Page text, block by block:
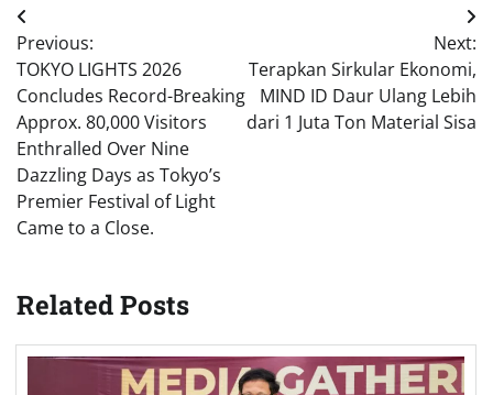
Post
navigation
Previous:
TOKYO LIGHTS 2026
Concludes Record-Breaking
Approx. 80,000 Visitors
Enthralled Over Nine
Dazzling Days as Tokyo’s
Premier Festival of Light
Came to a Close.
Next:
Terapkan Sirkular Ekonomi,
MIND ID Daur Ulang Lebih
dari 1 Juta Ton Material Sisa
Related Posts